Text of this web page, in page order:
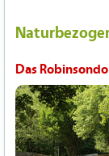
Das